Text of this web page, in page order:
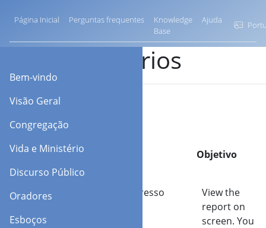
Página Inicial Perguntas frequentes
Knowledge
Base
Ajuda
Bem-vindo
Visão Geral
Congregação
Vida e Ministério
Discurso Público
Oradores
Esboços
Relatórios
Opção Objetivo
Visualizar Impresso
View the
report on
screen. You